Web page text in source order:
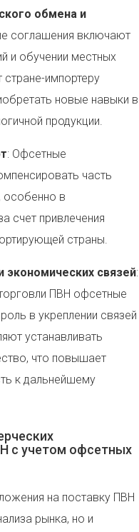
обмена и
соглашения включают
и обучении местных
стране-импортеру
новые навыки в
продукции.
: Офсетные
часть
особенно в
счет привлечения
страны.
экономических связей:
ПВН офсетные
в укреплении связей
устанавливать
что повышает
к дальнейшему
с учетом офсетных
на поставку ПВН
рынка, но и